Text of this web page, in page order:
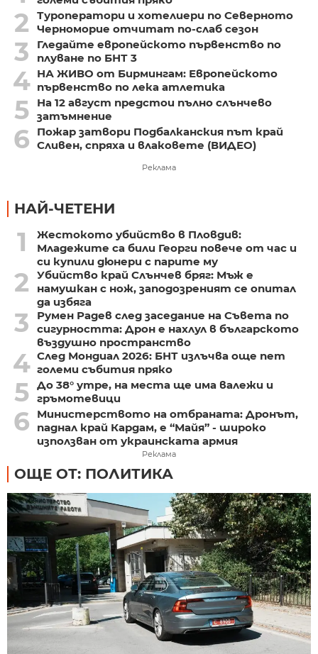
2
Туроператори и хотелиери по Северното
Черноморие отчитат по-слаб сезон
3
Гледайте европейското първенство по
плуване по БНТ 3
4 НА ЖИВО от Бирмингам: Европейското
първенство по лека атлетика
5
На 12 август предстои пълно слънчево
затъмнение
6
Пожар затвори Подбалканския път край
Сливен, спряха и влаковете (ВИДЕО)
Реклама
НАЙ-ЧЕТЕНИ
1
Жестокото убийство в Пловдив:
Младежите са били Георги повече от час и
си купили дюнери с парите му
2
Убийство край Слънчев бряг: Мъж е
намушкан с нож, заподозреният се опитал
да избяга
3
Румен Радев след заседание на Съвета по
сигурността: Дрон е нахлул в българското
въздушно пространство
4 След Мондиал 2026: БНТ излъчва още пет
големи събития пряко
5 До 38° утре, на места ще има валежи и
гръмотевици
6
Министерството на отбраната: Дронът,
паднал край Кардам, е “Майя” - широко
използван от украинската армия
Реклама
ОЩЕ ОТ: ПОЛИТИКА